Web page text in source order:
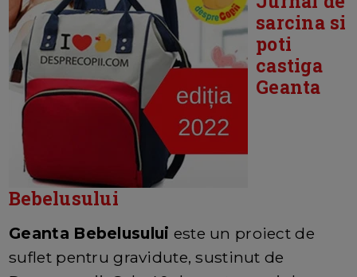
sarcina si
poti
castiga
Geanta
Bebelusului
Geanta Bebelusului este un proiect de
suflet pentru gravidute, sustinut de